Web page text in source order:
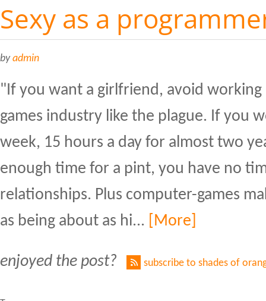
Sexy as a
byadmin
"If you want a girlfriend, avoid
games industry like the plague. If you
week, 15 hours a day for almost two
enough time for a pint, you have no
relationships. Plus computer-games
as being about as hi...
[More]
enjoyed the post? subscribe to shades of